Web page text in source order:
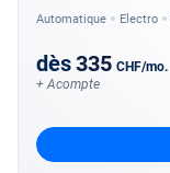
Automatique Electro
dès335 CHF/mo.
+ Acompte